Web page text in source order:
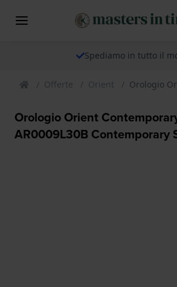
Spediamo in tutto il
Offerte Orient Orologio
Orologio Orient
AR0009L30B Contemporary